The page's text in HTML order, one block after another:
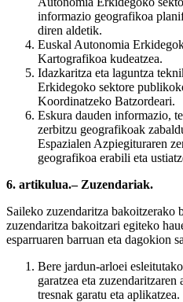
informazio geografikoa
diren aldetik.
Euskal Autonomia
Kartografikoa kudeatzea.
Idazkaritza eta laguntza
Erkidegoko sektore
Koordinatzeko Batzordeari.
Eskura dauden informazio,
zerbitzu geografikoak
Espazialen Azpiegituraren
geografikoa erabili eta
6. artikulua.– Zuzendariak.
Saileko zuzendaritza bakoitzerako
zuzendaritza bakoitzari egiteko
esparruaren barruan eta dagokion
Bere jardun-arloei
garatzea eta
tresnak garatu eta aplikatzea.